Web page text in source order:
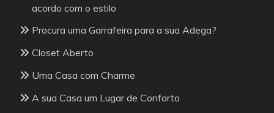
acordo com o estilo
Procura uma Garrafeira para a sua Adega?
Closet Aberto
Uma Casa com Charme
A sua Casa um Lugar de Conforto